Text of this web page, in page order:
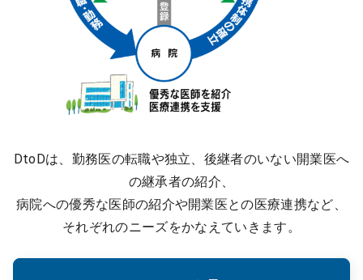
DtoDは、勤務医の転職や独立、後継者のいない開業医へ
の継承者の紹介、
病院への優秀な医師の紹介や開業医との医療連携など、
それぞれのニーズをかなえていきます。